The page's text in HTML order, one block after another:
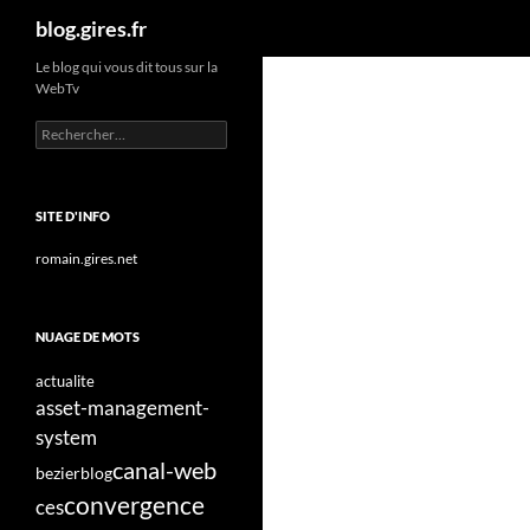
Aller
contenu
blog.gires.fr
Le blog qui vous dit tous sur la
WebTv
Rechercher :
SITE D'INFO
romain.gires.net
NUAGE DE MOTS
actualite
asset-management-
system
bezierblogcanal-web
cesconvergence